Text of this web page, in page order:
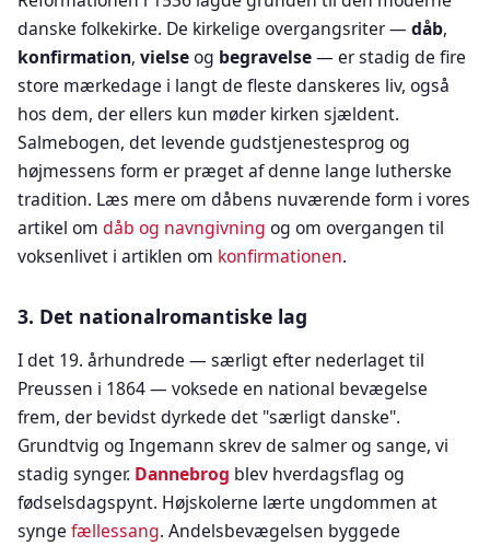
danske folkekirke. De kirkelige overgangsriter — dåb,
konfirmation, vielseog begravelse— er stadig de fire
store mærkedage i langt de fleste danskeres liv, også
hos dem, der ellers kun møder kirken sjældent.
Salmebogen, det levende gudstjenestesprog og
højmessens form er præget af denne lange lutherske
tradition. Læs mere om dåbens nuværende form i vores
artikel om dåb og navngivning og om overgangen til
voksenlivet i artiklen om konfirmationen.
3. Det nationalromantiske lag
I det 19. århundrede — særligt efter nederlaget til
Preussen i 1864 — voksede en national bevægelse
frem, der bevidst dyrkede det "særligt danske".
Grundtvig og Ingemann skrev de salmer og sange, vi
stadig synger. Dannebrog blev hverdagsflag og
fødselsdagspynt. Højskolerne lærte ungdommen at
synge fællessang. Andelsbevægelsen byggede